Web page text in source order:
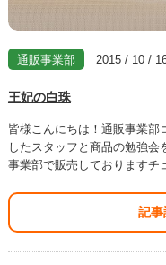
通販事業部 2015 / 10 /
王妃の白珠
皆様こんにちは！通販事業部
したスタッフと商品の勉強会
事業部で販売しておりますチ
記事